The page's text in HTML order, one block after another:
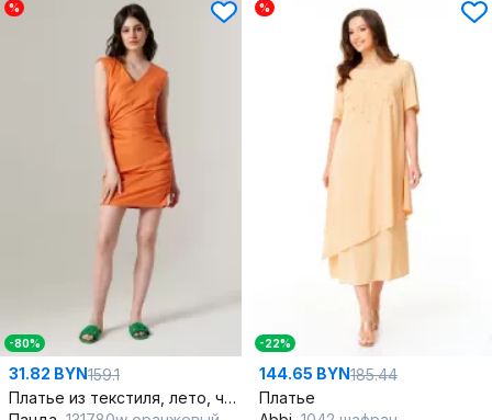
%
-80%
31.82 BYN159.1
Платье из текстиля, лето, черное, в стиле casual, с объемными рукавами
%
-22%
144.65 BYN185.44
Платье